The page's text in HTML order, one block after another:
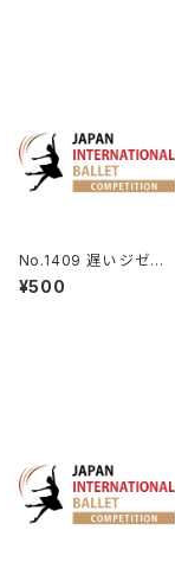
No.1409 遅い ジゼル
よりアルブレヒトのVa.
¥500